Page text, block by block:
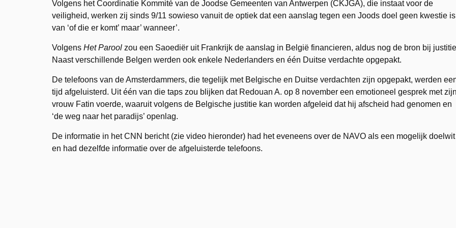
Volgens het Coordinatie Kommité van de Joodse Gemeenten van Antwerpen (CKJGA), die instaat voor de
veiligheid, werken zij sinds 9/11 sowieso vanuit de optiek dat een aanslag tegen een Joods doel geen kwestie is
van ‘of die er komt’ maar’ wanneer’.
Volgens Het Parool zou een Saoediër uit Frankrijk de aanslag in België financieren, aldus nog de bron bij
Naast verschillende Belgen werden ook enkele Nederlanders en één Duitse verdachte opgepakt.
De telefoons van de Amsterdammers, die tegelijk met Belgische en Duitse verdachten zijn opgepakt, werden
tijd afgeluisterd. Uit één van die taps zou blijken dat Redouan A. op 8 november een emotioneel gesprek met zijn
vrouw Fatin voerde, waaruit volgens de Belgische justitie kan worden afgeleid dat hij afscheid had genomen en
‘de weg naar het paradijs’ openlag.
De informatie in het CNN bericht (zie video hieronder) had het eveneens over de NAVO als een mogelijk doelwit
en had dezelfde informatie over de afgeluisterde telefoons.